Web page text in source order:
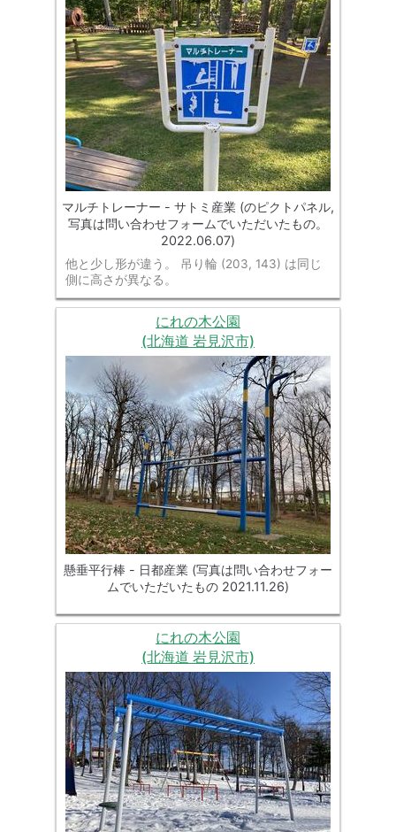
マルチトレーナー - サトミ産業 (のピクトパネル,
写真は問い合わせフォームでいただいたもの。
2022.06.07)
他と少し形が違う。 吊り輪 (203, 143) は同じ
側に高さが異なる。
にれの木公園
(北海道 岩見沢市)
懸垂平行棒 - 日都産業 (写真は問い合わせフォー
ムでいただいたもの 2021.11.26)
にれの木公園
(北海道 岩見沢市)